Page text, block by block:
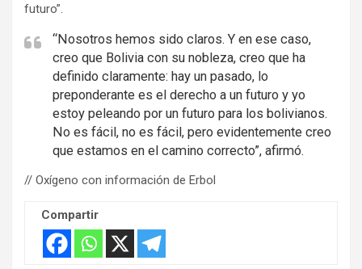
futuro”.
“Nosotros hemos sido claros. Y en ese caso,
creo que Bolivia con su nobleza, creo que ha
definido claramente: hay un pasado, lo
preponderante es el derecho a un futuro y yo
estoy peleando por un futuro para los bolivianos.
No es fácil, no es fácil, pero evidentemente creo
que estamos en el camino correcto”, afirmó.
// Oxígeno con información de Erbol
Compartir